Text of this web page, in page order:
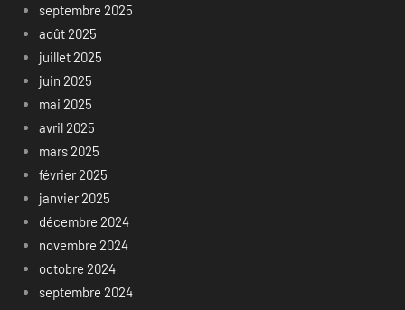
septembre 2025
août 2025
juillet 2025
juin 2025
mai 2025
avril 2025
mars 2025
février 2025
janvier 2025
décembre 2024
novembre 2024
octobre 2024
septembre 2024